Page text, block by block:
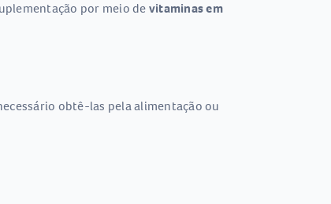
por meio de vitaminas em
obtê-las pela alimentação ou